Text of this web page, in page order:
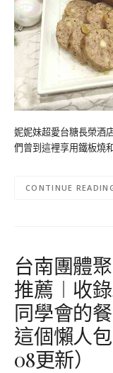
妮妮妹超愛台糖長榮酒
們曾到這裡享用鐵板燒
CONTINUE
台南團體
推薦︱收
同學會的
這個懶人
08更新）